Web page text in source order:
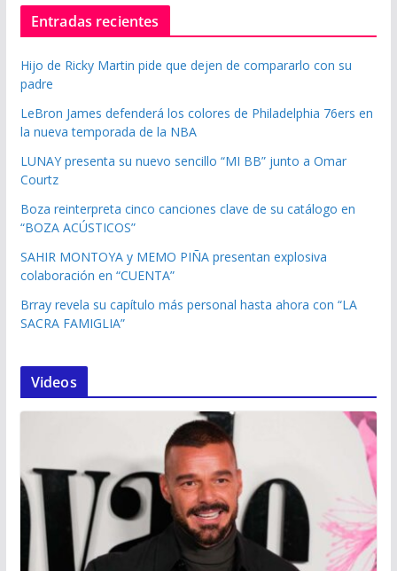
Entradas recientes
Hijo de Ricky Martin pide que dejen de compararlo con su
padre
LeBron James defenderá los colores de Philadelphia 76ers en
la nueva temporada de la NBA
LUNAY presenta su nuevo sencillo “MI BB” junto a Omar
Courtz
Boza reinterpreta cinco canciones clave de su catálogo en
“BOZA ACÚSTICOS”
SAHIR MONTOYA y MEMO PIÑA presentan explosiva
colaboración en “CUENTA”
Brray revela su capítulo más personal hasta ahora con “LA
SACRA FAMIGLIA”
Videos